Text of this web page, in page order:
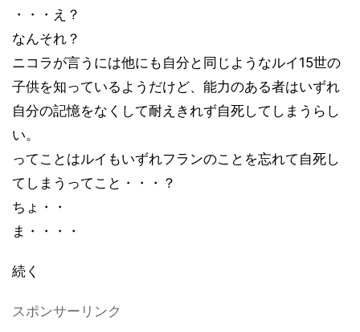
・・・え？
なんそれ？
ニコラが言うには他にも自分と同じようなルイ15世の
子供を知っているようだけど、能力のある者はいずれ
自分の記憶をなくして耐えきれず自死してしまうらし
い。
ってことはルイもいずれフランのことを忘れて自死し
てしまうってこと・・・？
ちょ・・
ま・・・・
続く
スポンサーリンク